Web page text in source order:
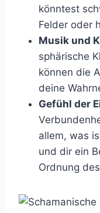
könntest
Felder oder
Musik und
sphärische
können die
deine
Gefühl der
allem, was
und dir ein
Ordnung